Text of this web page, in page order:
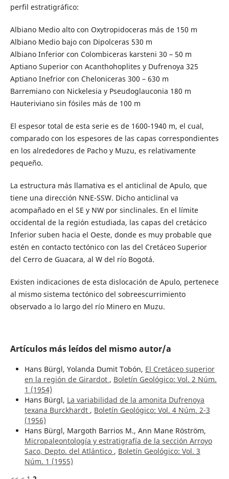
perfil estratigráfico:
Albiano Medio alto con Oxytropidoceras más de 150 m
Albiano Medio bajo con Dipolceras 530 m
Albiano Inferior con Colombiceras karsteni 30 – 50 m
Aptiano Superior con Acanthohoplites y Dufrenoya 325
Aptiano Inefrior con Cheloniceras 300 – 630 m
Barremiano con Nickelesia y Pseudoglauconia 180 m
Hauteriviano sin fósiles más de 100 m
El espesor total de esta serie es de 1600-1940 m, el cual,
comparado con los espesores de las capas correspondientes
en los alrededores de Pacho y Muzu, es relativamente
pequeño.
La estructura más llamativa es el anticlinal de Apulo, que
tiene una dirección NNE-SSW. Dicho anticlinal va
acompañado en el SE y NW por sinclinales. En el límite
occidental de la región estudiada, las capas del cretácico
Inferior suben hacia el Oeste, donde es muy probable que
estén en contacto tectónico con las del Cretáceo Superior
del Cerro de Guacara, al W del río Bogotá.
Existen indicaciones de esta dislocación de Apulo, pertenece
al mismo sistema tectónico del sobreescurrimiento
observado a lo largo del río Minero en Muzu.
Artículos más leídos del mismo autor/a
Hans Bürgl, Yolanda Dumit Tobón, El Cretáceo superior
en la región de Girardot , Boletín Geológico: Vol. 2 Núm.
1 (1954)
Hans Bürgl, La variabilidad de la amonita Dufrenoya
texana Burckhardt , Boletín Geológico: Vol. 4 Núm. 2-3
(1956)
Hans Bürgl, Margoth Barrios M., Ann Mane Röström,
Micropaleontología y estratigrafía de la sección Arroyo
Saco, Depto. del Atlántico , Boletín Geológico: Vol. 3
Núm. 1 (1955)